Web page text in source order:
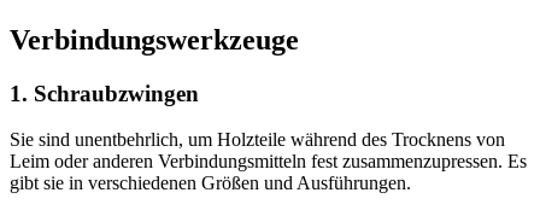
Verbindungswerkzeuge
1. Schraubzwingen
Sie sind unentbehrlich, um Holzteile während des Trocknens von
Leim oder anderen Verbindungsmitteln fest zusammenzupressen. Es
gibt sie in verschiedenen Größen und Ausführungen.